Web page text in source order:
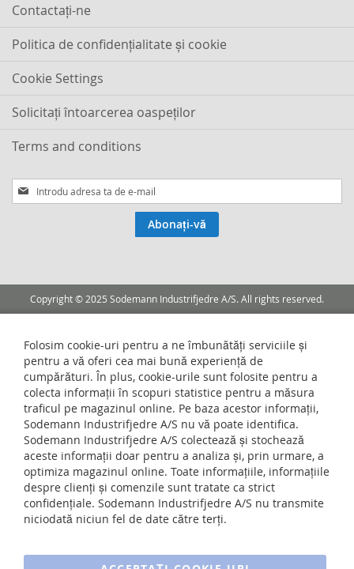
Contactaţi-ne
Politica de confidențialitate și cookie
Cookie Settings
Solicitați întoarcerea oaspeților
Terms and conditions
Inscrieti-
va
Abonați-vă
Copyright © 2025 Sodemann Industrifjedre A/S. All rights reserved.
Folosim cookie-uri pentru a ne îmbunătăți serviciile și
pentru a vă oferi cea mai bună experiență de
cumpărături. În plus, cookie-urile sunt folosite pentru a
colecta informații în scopuri statistice pentru a măsura
traficul pe magazinul online. Pe baza acestor informații,
Sodemann Industrifjedre A/S nu vă poate identifica.
Sodemann Industrifjedre A/S colectează și stochează
aceste informații doar pentru a analiza și, prin urmare, a
optimiza magazinul online. Toate informațiile, informațiile
despre clienți și comenzile sunt tratate ca strict
confidențiale. Sodemann Industrifjedre A/S nu transmite
niciodată niciun fel de date către terți.